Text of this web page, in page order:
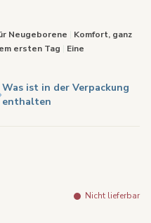
Neugeborene
Komfort, ganz
ersten Tag
Eine
Was ist in der Verpackung
enthalten
Nicht lieferbar